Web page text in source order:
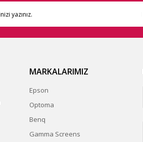
MARKALARIMIZ
Epson
Optoma
Benq
Gamma Screens